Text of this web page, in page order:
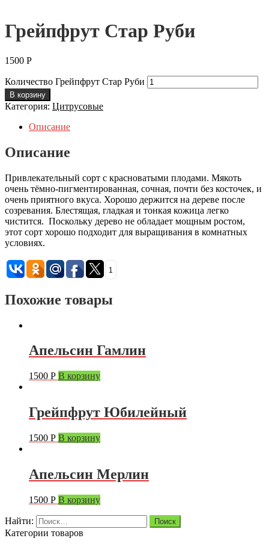
Грейпфрут Стар Руби
1500 Р
Количество Грейпфрут Стар Руби
В корзину
Категория: Цитрусовые
Описание
Описание
Привлекательный сорт с красноватыми плодами. Мякоть
очень тёмно-пигментированная, сочная, почти без косточек, и
очень приятного вкуса. Хорошо держится на дереве после
созревания. Блестящая, гладкая и тонкая кожица легко
чистится. Поскольку дерево не обладает мощным ростом,
этот сорт хорошо подходит для выращивания в комнатных
условиях.
1
Похожие товары
Апельсин Гамлин
1500 Р В корзину
Грейпфрут Юбилейный
1500 Р В корзину
Апельсин Мерлин
1500 Р В корзину
Найти:
Категории товаров